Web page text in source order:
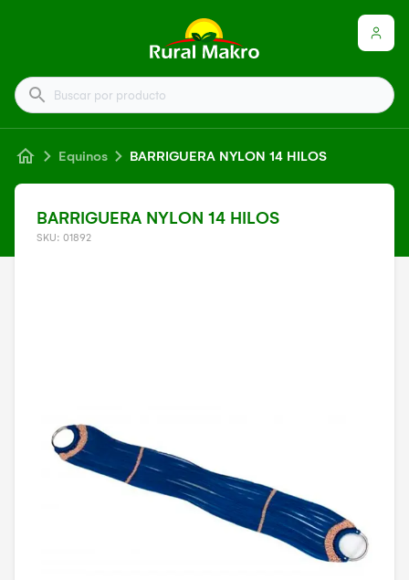
Buscar por producto
Equinos BARRIGUERA NYLON 14 HILOS
BARRIGUERA NYLON 14 HILOS
SKU: 01892